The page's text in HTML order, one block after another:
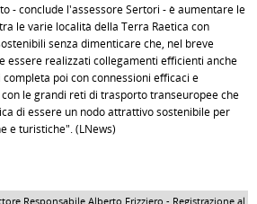
- conclude l'assessore Sertori - è aumentare le
le varie località della Terra Raetica con
senza dimenticare che, nel breve
essere realizzati collegamenti efficienti anche
poi con connessioni efficaci e
le grandi reti di trasporto transeuropee che
di essere un nodo attrattivo sostenibile per
e turistiche". (LNews)
Responsabile Alberto Frizziero - Registrazione al